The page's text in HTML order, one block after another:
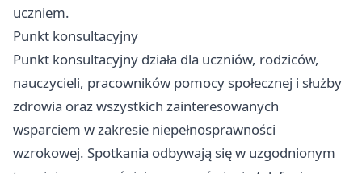
uczniem.
Punkt konsultacyjny
Punkt konsultacyjny działa dla uczniów, rodziców,
nauczycieli, pracowników pomocy społecznej i służby
zdrowia oraz wszystkich zainteresowanych
wsparciem w zakresie niepełnosprawności
wzrokowej. Spotkania odbywają się w uzgodnionym